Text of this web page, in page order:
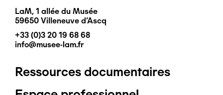
LaM, 1 allée du Musée
59650 Villeneuve d'Ascq
+33 (0)3 20 19 68 68
info@musee-lam.fr
Pied
Ressources documentaires